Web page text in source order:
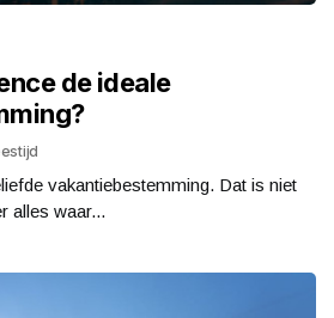
de ideale
vakantiebestemming. Dat is niet
alles waar...